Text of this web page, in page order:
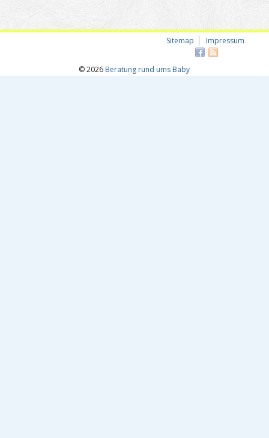
Sitemap Impressum
© 2026 Beratung rund ums Baby